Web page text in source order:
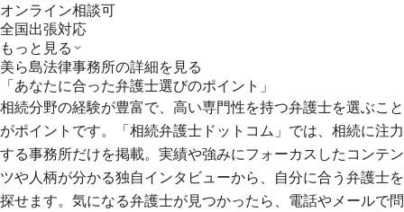
オンライン相談可
全国出張対応
もっと見る
美ら島法律事務所の詳細を見る
「あなたに合った弁護士選びのポイント」
相続分野の経験が豊富で、高い専門性を持つ弁護士を選ぶこと
がポイントです。「相続弁護士ドットコム」では、相続に注力
する事務所だけを掲載。実績や強みにフォーカスしたコンテン
ツや人柄が分かる独自インタビューから、自分に合う弁護士を
探せます。気になる弁護士が見つかったら、電話やメールで問